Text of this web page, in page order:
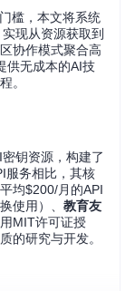
槛，本文将系统
现从资源获取到
协作模式聚合高
供无成本的AI技
。
钥资源，构建了
服务相比，其核
平均$200/月的API
使用）、 教育友
MIT许可证授
的研究与开发。